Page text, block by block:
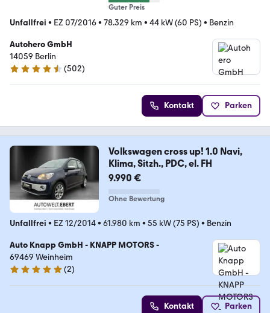
Guter Preis
Unfallfrei • EZ 07/2016• 78.329 km • 44 kW (60 PS) • Benzin
Autohero GmbH
14059 Berlin
4.5 Sterne
(502)
Kontakt Parken
Volkswagen cross up! 1.0 Navi,
Klima, Sitzh., PDC, el. FH
9.990 €
Ohne Bewertung
Unfallfrei • EZ 12/2014• 61.980 km • 55 kW (75 PS) • Benzin
Auto Knapp GmbH - KNAPP MOTORS -
69469 Weinheim
5 Sterne
(2)
Kontakt Parken